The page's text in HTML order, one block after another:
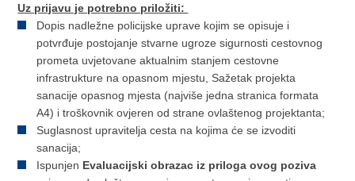
Uz prijavu je potrebno priložiti:
Dopis nadležne policijske uprave kojim se opisuje i
potvrđuje postojanje stvarne ugroze sigurnosti cestovnog
prometa uvjetovane aktualnim stanjem cestovne
infrastrukture na opasnom mjestu, Sažetak projekta
sanacije opasnog mjesta (najviše jedna stranica formata
A4) i troškovnik ovjeren od strane ovlaštenog projektanta;
Suglasnost upravitelja cesta na kojima će se izvoditi
sanacija;
Ispunjen Evaluacijski obrazac iz priloga ovog poziva